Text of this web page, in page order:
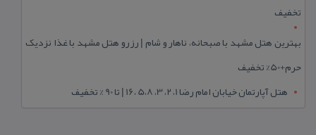
تخفیف
بهترین هتل مشهد با صبحانه، ناهار و شام | رزرو هتل مشهد با غذا نزدیک
حرم+50% تخفیف
هتل آپارتمان خیابان امام رضا 1، 2، 3، 5،8 ،16 | تا 90 % تخفیف